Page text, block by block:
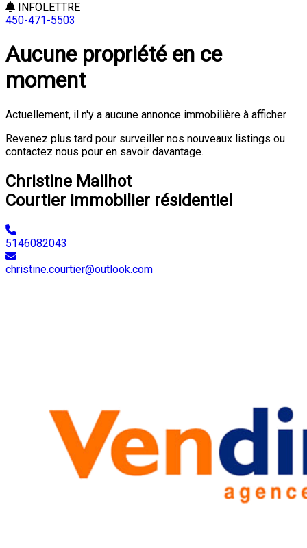
INFOLETTRE
450-471-5503
Aucune propriété en ce
moment
Actuellement, il n'y a aucune annonce immobilière à afficher
Revenez plus tard pour surveiller nos nouveaux listings ou
contactez nous pour en savoir davantage.
Christine Mailhot
Courtier immobilier résidentiel
5146082043
christine.courtier@outlook.com